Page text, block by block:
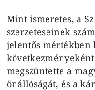
Mint ismeretes, a
szerzeteseinek
jelentős mértékben
megszüntette a
önállóságát, és a